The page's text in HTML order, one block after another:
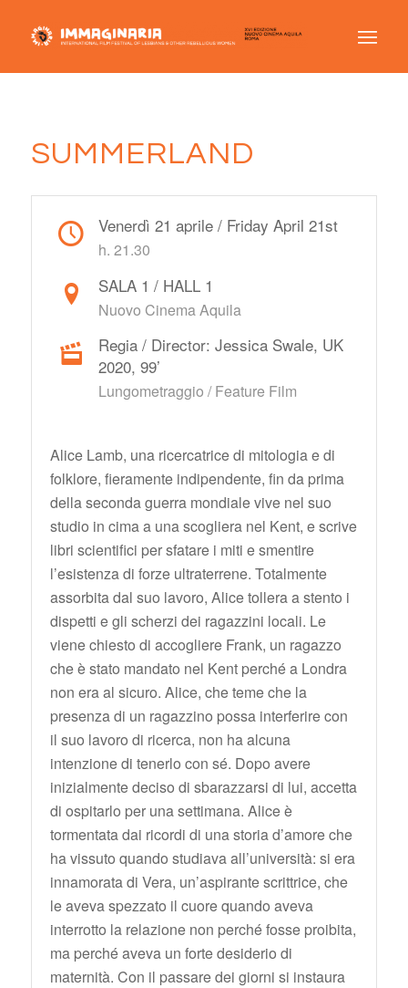
SUMMERLAND
Venerdì 21 aprile / Friday April 21st
h. 21.30
SALA 1 / HALL 1
Nuovo Cinema Aquila
Regia / Director: Jessica Swale, UK
2020, 99’
Lungometraggio / Feature Film
Alice Lamb, una ricercatrice di mitologia e di
folklore, fieramente indipendente, fin da prima
della seconda guerra mondiale vive nel suo
studio in cima a una scogliera nel Kent, e scrive
libri scientifici per sfatare i miti e smentire
l’esistenza di forze ultraterrene. Totalmente
assorbita dal suo lavoro, Alice tollera a stento i
dispetti e gli scherzi dei ragazzini locali. Le
viene chiesto di accogliere Frank, un ragazzo
che è stato mandato nel Kent perché a Londra
non era al sicuro. Alice, che teme che la
presenza di un ragazzino possa interferire con
il suo lavoro di ricerca, non ha alcuna
intenzione di tenerlo con sé. Dopo avere
inizialmente deciso di sbarazzarsi di lui, accetta
di ospitarlo per una settimana. Alice è
tormentata dai ricordi di una storia d’amore che
ha vissuto quando studiava all’università: si era
innamorata di Vera, un’aspirante scrittrice, che
le aveva spezzato il cuore quando aveva
interrotto la relazione non perché fosse proibita,
ma perché aveva un forte desiderio di
maternità. Con il passare dei giorni si instaura